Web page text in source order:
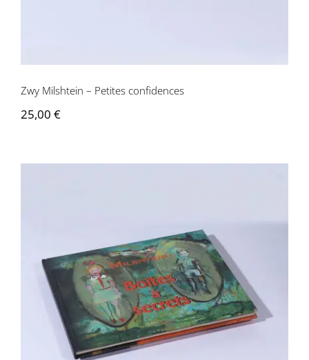
Zwy Milshtein – Petites confidences
25,00 €
Zwy Milshtein – Boîte à secrets